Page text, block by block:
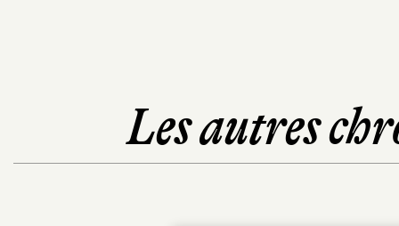
Les autres